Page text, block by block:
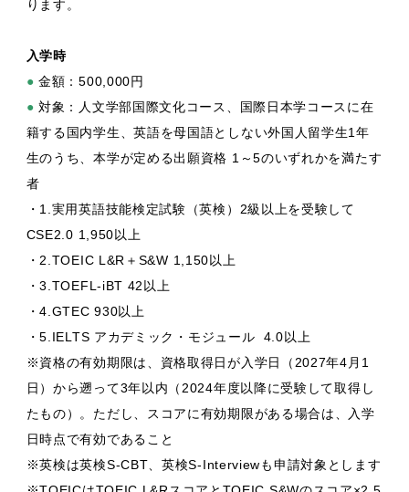
ります。
入学時
● 金額：500,000円
● 対象：人文学部国際文化コース、国際日本学コースに在
籍する国内学生、英語を母国語としない外国人留学生1年
生のうち、本学が定める出願資格 1～5のいずれかを満たす
者
・1.実用英語技能検定試験（英検）2級以上を受験して
CSE2.0 1,950以上
・2.TOEIC L&R＋S&W 1,150以上
・3.TOEFL-iBT 42以上
・4.GTEC 930以上
・5.IELTS アカデミック・モジュール 4.0以上
※資格の有効期限は、資格取得日が入学日（2027年4月1
日）から遡って3年以内（2024年度以降に受験して取得し
たもの）。ただし、スコアに有効期限がある場合は、入学
日時点で有効であること
※英検は英検S-CBT、英検S-Interviewも申請対象とします